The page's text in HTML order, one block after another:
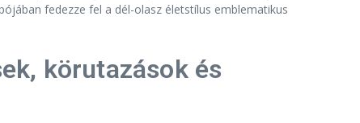
fedezze fel a dél-olasz életstílus emblematikus
körutazások és